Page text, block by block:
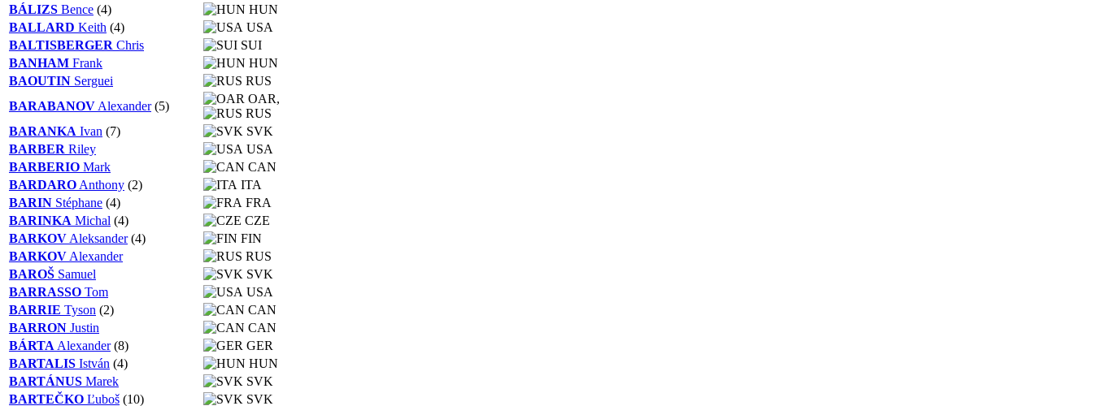
BÁLIZS Bence (4)
HUN
BALLARD Keith (4)
USA
BALTISBERGER Chris
SUI
BANHAM Frank
HUN
BAOUTIN Serguei
RUS
BARABANOV Alexander (5)
OAR,
RUS
BARANKA Ivan (7)
SVK
BARBER Riley
USA
BARBERIO Mark
CAN
BARDARO Anthony (2)
ITA
BARIN Stéphane (4)
FRA
BARINKA Michal (4)
CZE
BARKOV Aleksander (4)
FIN
BARKOV Alexander
RUS
BAROŠ Samuel
SVK
BARRASSO Tom
USA
BARRIE Tyson (2)
CAN
BARRON Justin
CAN
BÁRTA Alexander (8)
GER
BARTALIS István (4)
HUN
BARTÁNUS Marek
SVK
BARTEČKO Ľuboš (10) SVK